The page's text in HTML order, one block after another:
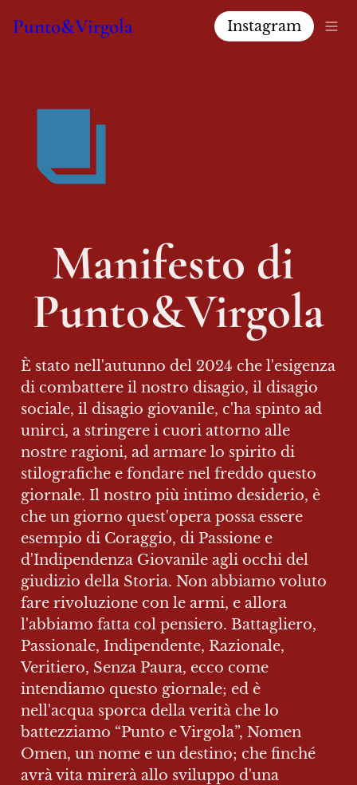
Punto&Virgola Instagram
Manifesto di
Punto&Virgola
È stato nell'autunno del 2024 che l'esigenza
di combattere il nostro disagio, il disagio
sociale, il disagio giovanile, c'ha spinto ad
unirci, a stringere i cuori attorno alle
nostre ragioni, ad armare lo spirito di
stilografiche e fondare nel freddo questo
giornale. Il nostro più intimo desiderio, è
che un giorno quest'opera possa essere
esempio di Coraggio, di Passione e
d'Indipendenza Giovanile agli occhi del
giudizio della Storia. Non abbiamo voluto
fare rivoluzione con le armi, e allora
l'abbiamo fatta col pensiero. Battagliero,
Passionale, Indipendente, Razionale,
Veritiero, Senza Paura, ecco come
intendiamo questo giornale; ed è
nell'acqua sporca della verità che lo
battezziamo “Punto e Virgola”, Nomen
Omen, un nome e un destino; che finché
avrà vita mirerà allo sviluppo d'una